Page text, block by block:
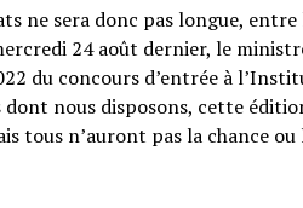
ne sera donc pas longue,
24 août dernier, le
du concours d’entrée à
nous disposons, cette
tous n’auront pas la chance